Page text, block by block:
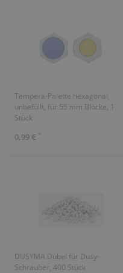
Tempera-Palette hexagonal,
unbefüllt, für 55 mm Blöcke, 1
Stück
0,99 € *
DUSYMA Dübel für Dusy-
Schrauber, 400 Stück